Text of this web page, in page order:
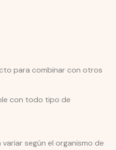
para combinar con otros
con todo tipo de
según el organismo de